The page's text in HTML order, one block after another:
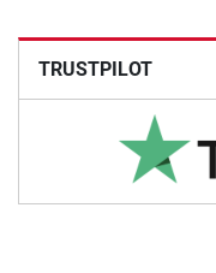
TRUSTPILOT